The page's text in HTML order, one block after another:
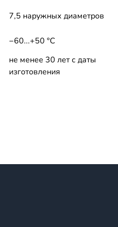
7,5 наружных диаметров
−60...+50 °C
не менее 30 лет с даты
изготовления